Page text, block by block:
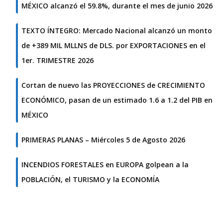
MÉXICO alcanzó el 59.8%, durante el mes de junio 2026
TEXTO ÍNTEGRO: Mercado Nacional alcanzó un monto
de +389 MIL MLLNS de DLS. por EXPORTACIONES en el
1er. TRIMESTRE 2026
Cortan de nuevo las PROYECCIONES de CRECIMIENTO
ECONÓMICO, pasan de un estimado 1.6 a 1.2 del PIB en
MÉXICO
PRIMERAS PLANAS – Miércoles 5 de Agosto 2026
INCENDIOS FORESTALES en EUROPA golpean a la
POBLACIÓN, el TURISMO y la ECONOMÍA